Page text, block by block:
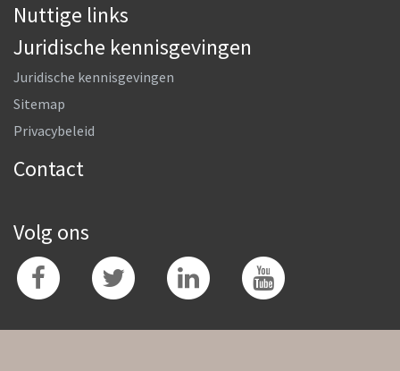
Nuttige links
Juridische kennisgevingen
Juridische kennisgevingen
Sitemap
Privacybeleid
Contact
Volg ons